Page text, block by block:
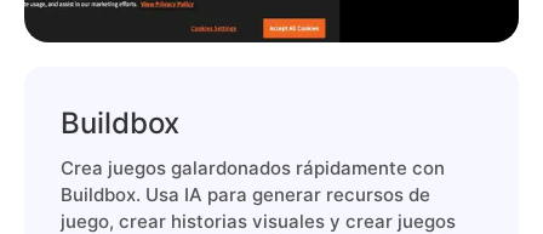
Buildbox
Crea juegos galardonados rápidamente con
Buildbox. Usa IA para generar recursos de
juego, crear historias visuales y crear juegos